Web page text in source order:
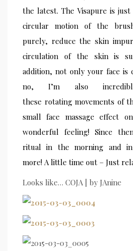
the latest. The Visapure is
circular motion of the
purely, reduce the skin
circulation of the skin is
addition, not only your face is
no, I’m also
these rotating movements of
small face massage effect
wonderful feeling! Since
ritual in the morning and
more! A little time out – Just
Looks like… COJA | by JAnine